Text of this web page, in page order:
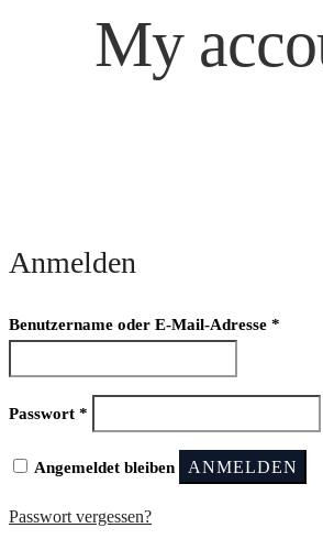
My
Anmelden
Benutzername oder E-Mail-Adresse *
Passwort *
Angemeldet bleiben ANMELDEN
Passwort vergessen?